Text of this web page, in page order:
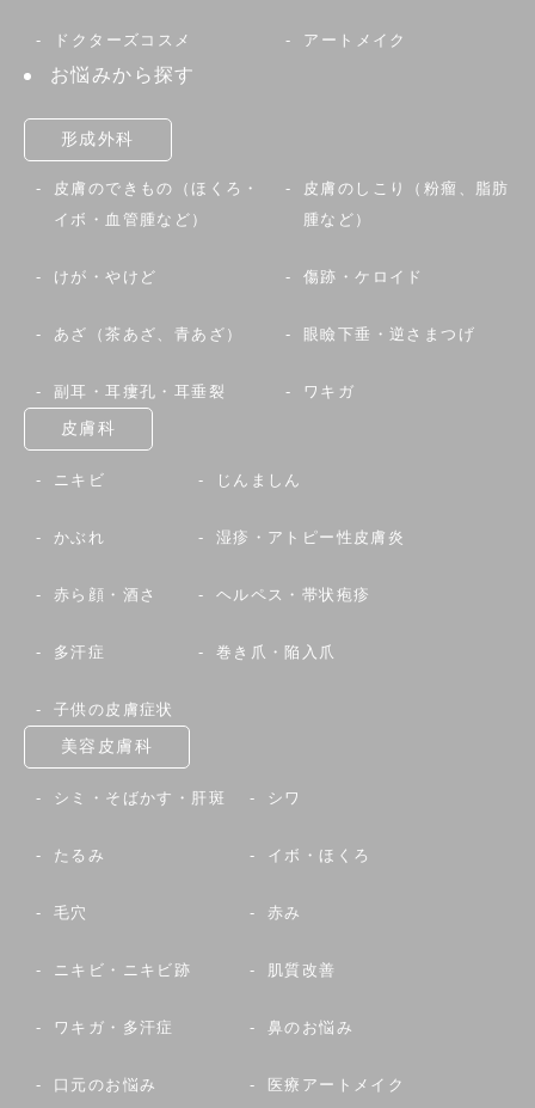
ドクターズコスメ アートメイク
お悩みから探す
形成外科
皮膚のできもの（ほくろ・
イボ・血管腫など）
皮膚のしこり（粉瘤、脂肪
腫など）
けが・やけど 傷跡・ケロイド
あざ（茶あざ、青あざ） 眼瞼下垂・逆さまつげ
副耳・耳瘻孔・耳垂裂 ワキガ
皮膚科
ニキビ じんましん
かぶれ 湿疹・アトピー性皮膚炎
赤ら顔・酒さ ヘルペス・帯状疱疹
多汗症 巻き爪・陥入爪
子供の皮膚症状
美容皮膚科
シミ・そばかす・肝斑 シワ
たるみ イボ・ほくろ
毛穴 赤み
ニキビ・ニキビ跡 肌質改善
ワキガ・多汗症 鼻のお悩み
口元のお悩み 医療アートメイク